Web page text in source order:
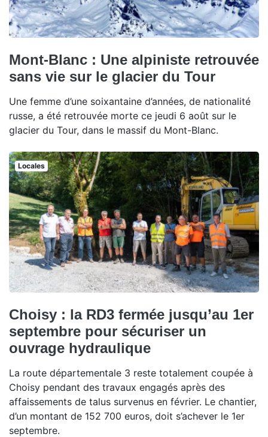
Mont-Blanc : Une alpiniste retrouvée
sans vie sur le glacier du Tour
Une femme d’une soixantaine d’années, de nationalité
russe, a été retrouvée morte ce jeudi 6 août sur le
glacier du Tour, dans le massif du Mont-Blanc.
Locales
Choisy : la RD3 fermée jusqu’au 1er
septembre pour sécuriser un
ouvrage hydraulique
La route départementale 3 reste totalement coupée à
Choisy pendant des travaux engagés après des
affaissements de talus survenus en février. Le chantier,
d’un montant de 152 700 euros, doit s’achever le 1er
septembre.